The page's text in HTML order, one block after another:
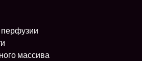
массива